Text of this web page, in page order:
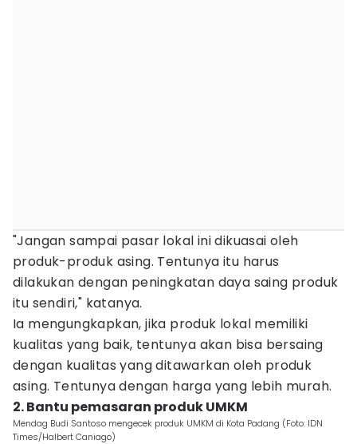
"Jangan sampai pasar lokal ini dikuasai oleh
produk-produk asing. Tentunya itu harus
dilakukan dengan peningkatan daya saing produk
itu sendiri," katanya.
Ia mengungkapkan, jika produk lokal memiliki
kualitas yang baik, tentunya akan bisa bersaing
dengan kualitas yang ditawarkan oleh produk
asing. Tentunya dengan harga yang lebih murah.
2. Bantu pemasaran produk UMKM
Mendag Budi Santoso mengecek produk UMKM di Kota Padang (Foto: IDN
Times/Halbert Caniago)